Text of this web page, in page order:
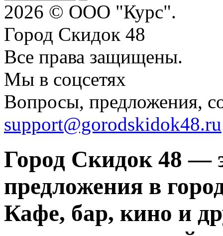
2026 © ООО "Курс".
Город Скидок 48
Все права защищены.
Мы в соцсетях
Вопросы, предложения,
support@gorodskidok48.ru
Город Скидок 48 —
предложения в
Кафе, бар, кино и